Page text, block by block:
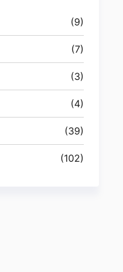
(9)
(7)
(3)
(4)
(39)
(102)